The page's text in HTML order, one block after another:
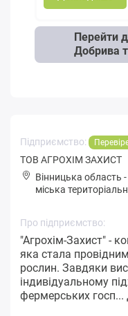
Перейти
Добрива
Підприємство:
ТОВ АГРОХІМ ЗАХИСТ
Вінницька область -
міська
Про підприємство:
"Агрохім-Захист" -
яка стала
рослин. Завдяки
індивідуальному
фермерських госп...